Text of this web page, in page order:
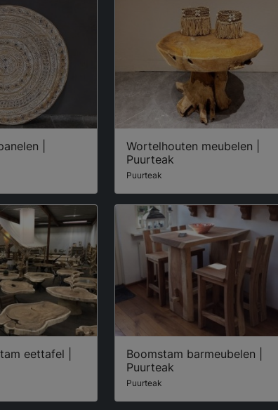
|
Wortelhouten meubelen |
Puurteak
Puurteak
eettafel |
Boomstam barmeubelen |
Puurteak
Puurteak